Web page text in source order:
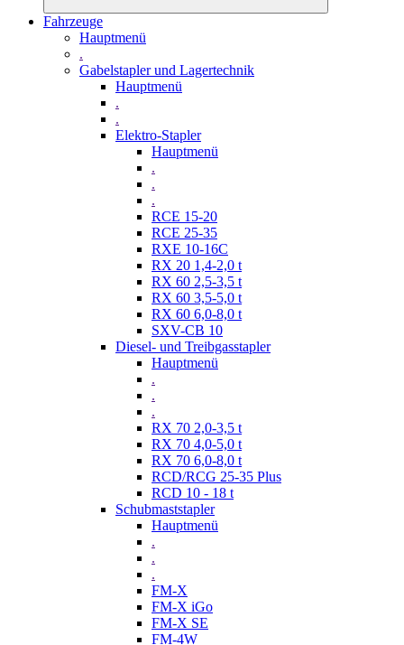
Fahrzeuge
Hauptmenü
.
Gabelstapler und Lagertechnik
Hauptmenü
.
.
Elektro-Stapler
Hauptmenü
.
.
.
RCE 15-20
RCE 25-35
RXE 10-16C
RX 20 1,4-2,0 t
RX 60 2,5-3,5 t
RX 60 3,5-5,0 t
RX 60 6,0-8,0 t
SXV-CB 10
Diesel- und Treibgasstapler
Hauptmenü
.
.
.
RX 70 2,0-3,5 t
RX 70 4,0-5,0 t
RX 70 6,0-8,0 t
RCD/RCG 25-35 Plus
RCD 10 - 18 t
Schubmaststapler
Hauptmenü
.
.
.
FM-X
FM-X iGo
FM-X SE
FM-4W